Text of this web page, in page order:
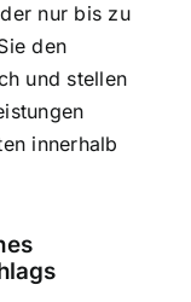
nur bis zu
den
und stellen
innerhalb